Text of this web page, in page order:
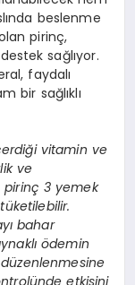
beslenme
pirinç,
sağlıyor.
faydalı
bir sağlıklı
vitamin ve
ve
pirinç 3 yemek
bahar
ödemin
düzenlenmesine